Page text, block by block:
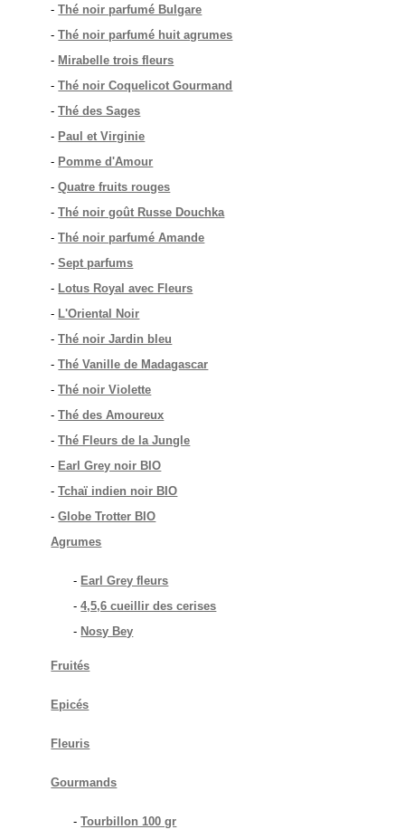
-Thé noir parfumé Bulgare
-Thé noir parfumé huit agrumes
- Mirabelle trois fleurs
-Thé noir Coquelicot Gourmand
-Thé des Sages
- Paul et Virginie
- Pomme d'Amour
-Quatre fruits rouges
-Thé noir goût Russe Douchka
-Thé noir parfumé Amande
-Sept parfums
- Lotus Royal avec Fleurs
- L'Oriental Noir
-Thé noir Jardin bleu
-Thé Vanille de Madagascar
-Thé noir Violette
-Thé des Amoureux
-Thé Fleurs de la Jungle
- Earl Grey noir BIO
-Tchaï indien noir BIO
-Globe Trotter BIO
Agrumes
- Earl Grey fleurs
-4,5,6 cueillir des cerises
- Nosy Bey
Fruités
Epicés
Fleuris
Gourmands
-Tourbillon 100 gr